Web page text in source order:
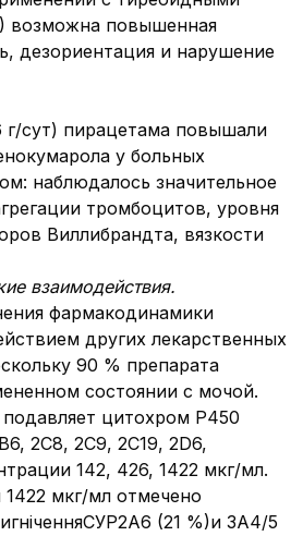
возможна повышенная
дезориентация и нарушение
сут) пирацетама повышали
у больных
наблюдалось значительное
тромбоцитов, уровня
Виллибрандта, вязкости
взаимодействия.
фармакодинамики
других лекарственных
90 % препарата
состоянии с мочой.
подавляет цитохром Р450
2C8, 2C9, 2С19, 2D6,
142, 426, 1422 мкг/мл.
мкг/мл отмечено
(21 %)и 3А4/5